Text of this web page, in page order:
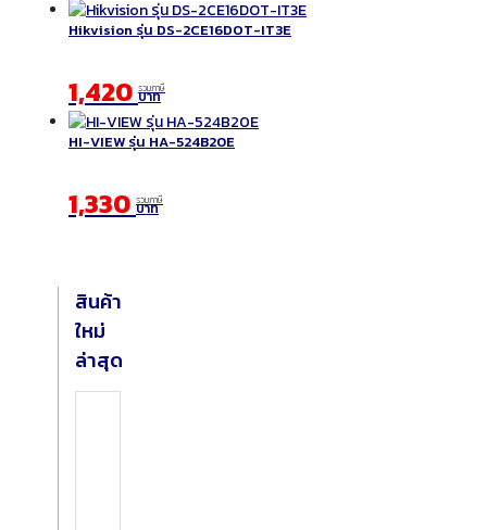
Hikvision รุ่น DS-2CE16DOT-IT3E
1,420 รวมภาษี
บาท
HI-VIEW รุ่น HA-524B20E
1,330 รวมภาษี
บาท
สินค้า
ใหม่
ล่าสุด